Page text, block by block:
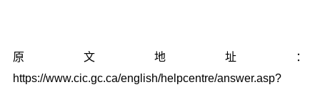
原文地址：
https://www.cic.gc.ca/english/helpcentre/answer.asp?